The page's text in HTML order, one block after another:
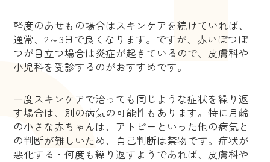
軽度のあせもの場合はスキンケアを続けていれば、
通常、2～3日で良くなります。ですが、赤いぽつぽ
つが目立つ場合は炎症が起きているので、皮膚科や
小児科を受診するのがおすすめです。
一度スキンケアで治っても同じような症状を繰り返
す場合は、別の病気の可能性もあります。特に月齢
の小さな赤ちゃんは、アトピーといった他の病気と
の判断が難しいため、自己判断は禁物です。症状が
悪化する・何度も繰り返すようであれば、皮膚科や